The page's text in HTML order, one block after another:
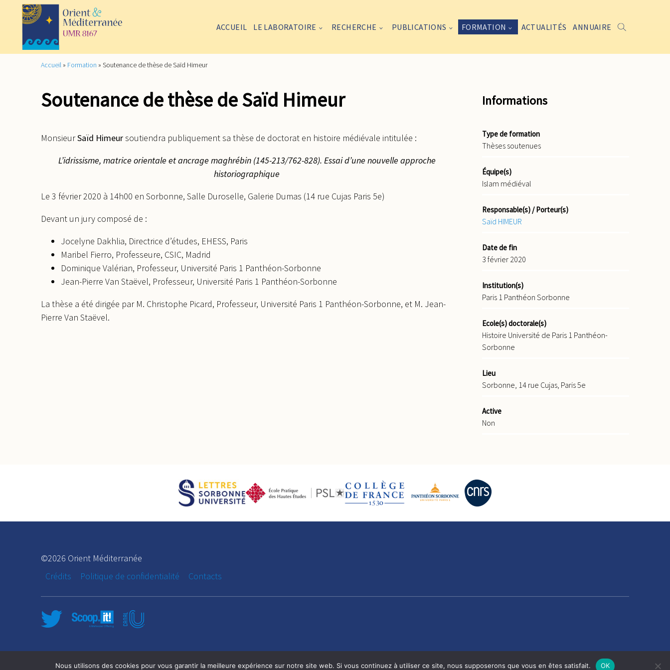
ACCUEIL LE LABORATOIRE RECHERCHE PUBLICATIONS FORMATION ACTUALITÉS ANNUAIRE
Accueil » Formation » Soutenance de thèse de Saïd Himeur
Soutenance de thèse de Saïd Himeur
MonsieurSaïd Himeursoutiendra publiquement sa thèse de doctorat en histoire médiévale intitulée :
L’idrissisme, matrice orientale et ancrage maghrébin (145-213/762-828). Essai d’une nouvelle approche
historiographique
Le 3 février 2020 à 14h00 en Sorbonne, Salle Duroselle, Galerie Dumas (14 rue Cujas Paris 5e)
Devant un jury composé de :
Jocelyne Dakhlia, Directrice d’études, EHESS, Paris
Maribel Fierro, Professeure, CSIC, Madrid
Dominique Valérian, Professeur, Université Paris 1 Panthéon-Sorbonne
Jean-Pierre Van Staëvel, Professeur, Université Paris 1 Panthéon-Sorbonne
La thèse a été dirigée par M. Christophe Picard, Professeur, Université Paris 1 Panthéon-Sorbonne, et M. Jean-
Pierre Van Staëvel.
Informations
Type de formation
Thèses soutenues
Équipe(s)
Islam médiéval
Responsable(s) / Porteur(s)
Saïd HIMEUR
Date de fin
3 février 2020
Institution(s)
Paris 1 Panthéon Sorbonne
Ecole(s) doctorale(s)
Histoire Université de Paris 1 Panthéon-
Sorbonne
Lieu
Sorbonne, 14 rue Cujas, Paris 5e
Active
Non
©2026 Orient Méditerranée
Crédits
Politique de confidentialité Contacts
Nous utilisons des cookies pour vous garantir la meilleure expérience sur notre site web. Si vous continuez à utiliser ce site, nous supposerons que vous en êtes satisfait. OK